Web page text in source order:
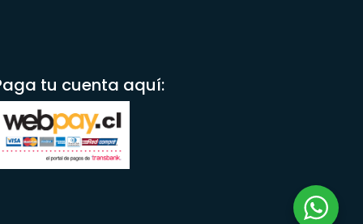
tu cuenta aquí: